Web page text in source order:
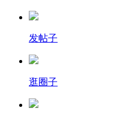
发帖子
逛圈子